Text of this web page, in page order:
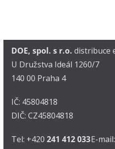
DOE, spol. s r.o. distribuce
U Družstva Ideál 1260/7
140 00 Praha 4
IČ: 45804818
DIČ: CZ45804818
Tel: +420 241 412 033E-mail: